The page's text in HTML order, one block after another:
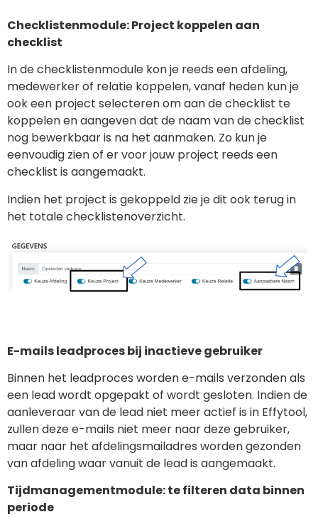
Checklistenmodule: Project koppelen aan
checklist
In de checklistenmodule kon je reeds een afdeling,
medewerker of relatie koppelen, vanaf heden kun je
ook een project selecteren om aan de checklist te
koppelen en aangeven dat de naam van de checklist
nog bewerkbaar is na het aanmaken. Zo kun je
eenvoudig zien of er voor jouw project reeds een
checklist is aangemaakt.
Indien het project is gekoppeld zie je dit ook terug in
het totale checklistenoverzicht.
E-mails leadproces bij inactieve gebruiker
Binnen het leadproces worden e-mails verzonden als
een lead wordt opgepakt of wordt gesloten. Indien de
aanleveraar van de lead niet meer actief is in Effytool,
zullen deze e-mails niet meer naar deze gebruiker,
maar naar het afdelingsmailadres worden gezonden
van afdeling waar vanuit de lead is aangemaakt.
Tijdmanagementmodule: te filteren data binnen
periode